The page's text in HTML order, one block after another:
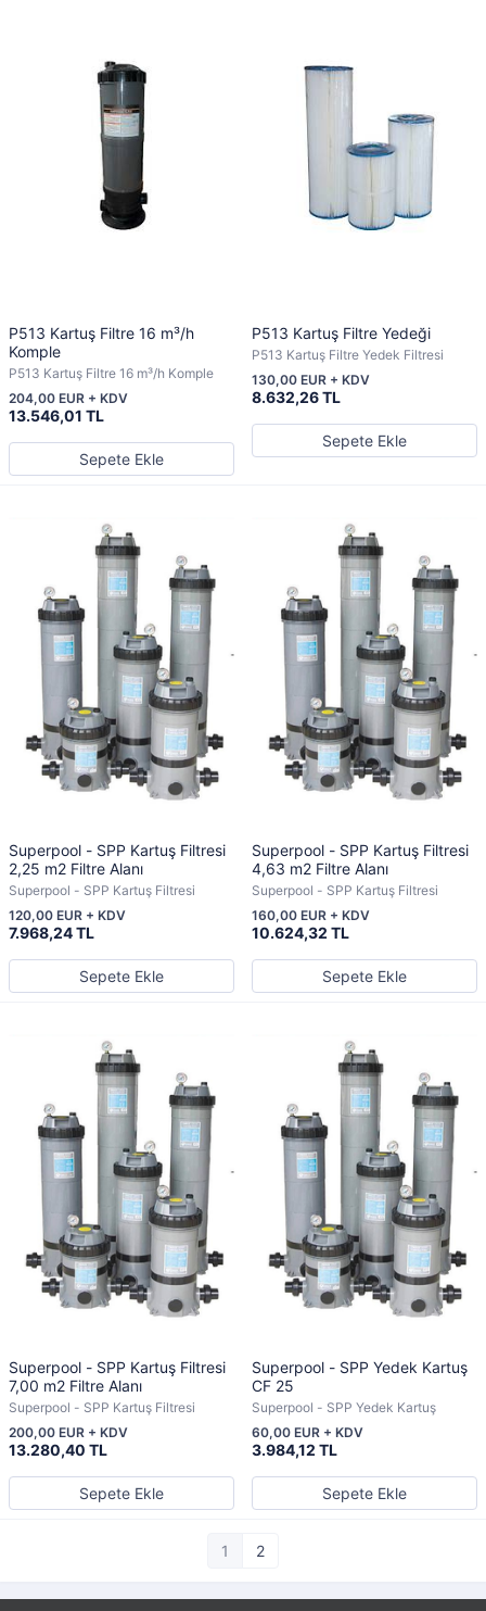
P513 Kartuş Filtre 16 m³/h
Komple
P513 Kartuş Filtre 16 m³/h Komple
13.546,01 TL
204,00 EUR + KDV
Sepete Ekle
P513 Kartuş Filtre Yedeği
P513 Kartuş Filtre Yedek Filtresi
8.632,26 TL
130,00 EUR + KDV
Sepete Ekle
Superpool - SPP Kartuş Filtresi
2,25 m2 Filtre Alanı
Superpool - SPP Kartuş Filtresi
7.968,24 TL
120,00 EUR + KDV
Sepete Ekle
Superpool - SPP Kartuş Filtresi
4,63 m2 Filtre Alanı
Superpool - SPP Kartuş Filtresi
10.624,32 TL
160,00 EUR + KDV
Sepete Ekle
Superpool - SPP Kartuş Filtresi
7,00 m2 Filtre Alanı
Superpool - SPP Kartuş Filtresi
13.280,40 TL
200,00 EUR + KDV
Sepete Ekle
Superpool - SPP Yedek Kartuş
CF 25
Superpool - SPP Yedek Kartuş
3.984,12 TL
60,00 EUR + KDV
Sepete Ekle
1 2